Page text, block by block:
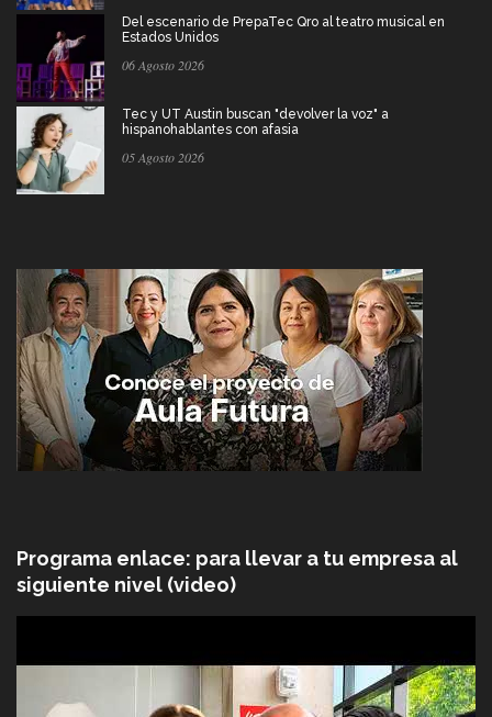
Del escenario de PrepaTec Qro al teatro musical en
Estados Unidos
06 Agosto 2026
Tec y UT Austin buscan "devolver la voz" a
hispanohablantes con afasia
05 Agosto 2026
Programa enlace: para llevar a tu empresa al
siguiente nivel (video)